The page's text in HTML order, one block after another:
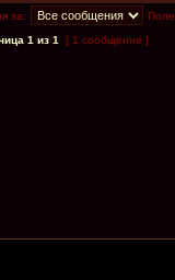
за:
1 из 1 [ 1 сообщение ]